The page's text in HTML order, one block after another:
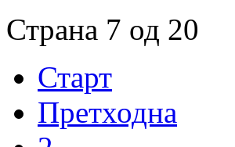
Страна 7 од 20
Старт
Претходна